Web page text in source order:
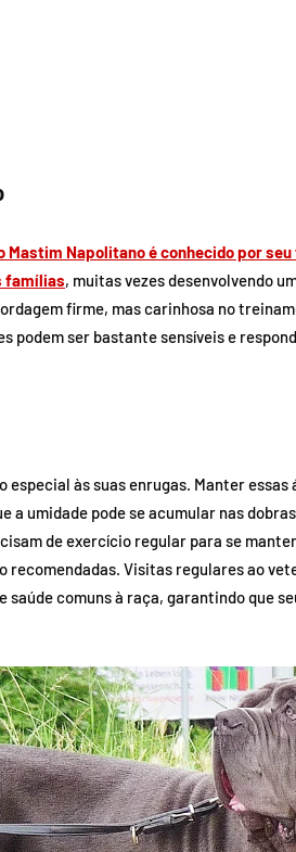
Napolitano é conhecido por
famílias, muitas vezes desenvolvendo
firme, mas carinhosa no
podem ser bastante sensíveis e
às suas enrugas. Manter essas
umidade pode se acumular nas
de exercício regular para se
recomendadas. Visitas regulares ao
comuns à raça, garantindo que